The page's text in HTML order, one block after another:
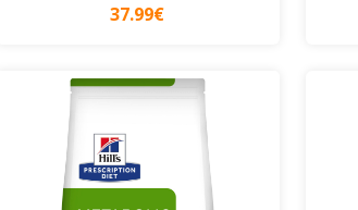
37.99€